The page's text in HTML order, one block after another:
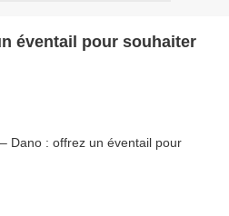
éventail pour souhaiter